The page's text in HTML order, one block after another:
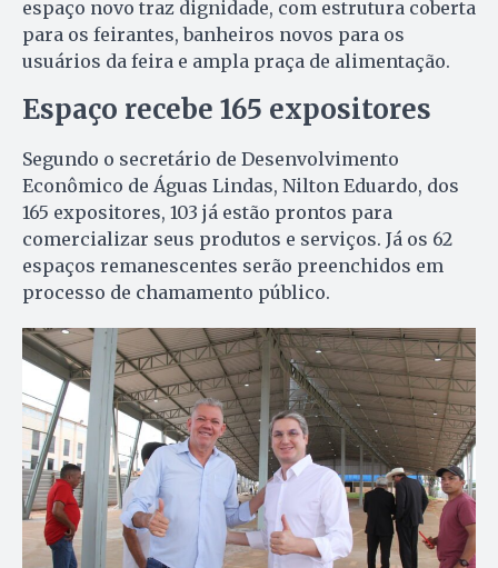
espaço novo traz dignidade, com estrutura coberta
para os feirantes, banheiros novos para os
usuários da feira e ampla praça de alimentação.
Espaço recebe 165 expositores
Segundo o secretário de Desenvolvimento
Econômico de Águas Lindas, Nilton Eduardo, dos
165 expositores, 103 já estão prontos para
comercializar seus produtos e serviços. Já os 62
espaços remanescentes serão preenchidos em
processo de chamamento público.